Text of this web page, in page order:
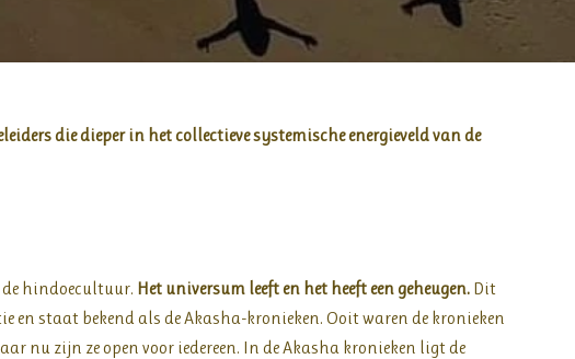
die dieper in het collectieve systemische energieveld van de
de hindoecultuur. Het universum leeft en het heeft een geheugen. Dit
en staat bekend als de Akasha-kronieken. Ooit waren de kronieken
nu zijn ze open voor iedereen. In de Akasha kronieken ligt de